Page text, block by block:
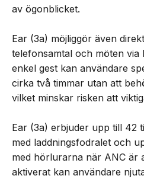
av ögonblicket.
Ear (3a) möjliggör även
telefonsamtal och möten
enkel gest kan användare
cirka två timmar utan att
vilket minskar risken att
Ear (3a) erbjuder upp till 42
med laddningsfodralet och
med hörlurarna när ANC är
aktiverat kan användare